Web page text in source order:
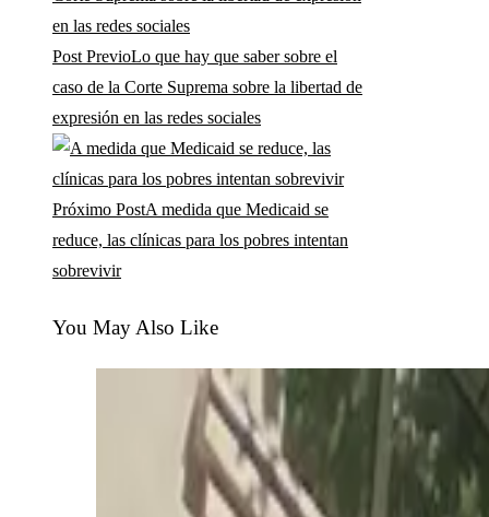
Post PrevioLo que hay que saber sobre el
caso de la Corte Suprema sobre la libertad de
expresión en las redes sociales
Próximo PostA medida que Medicaid se
reduce, las clínicas para los pobres intentan
sobrevivir
You May Also Like